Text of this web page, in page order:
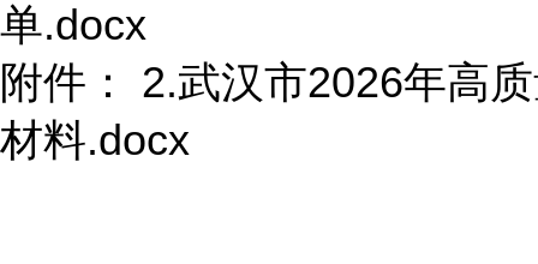
单.docx
附件： 2.武汉市2026年高
材料.docx